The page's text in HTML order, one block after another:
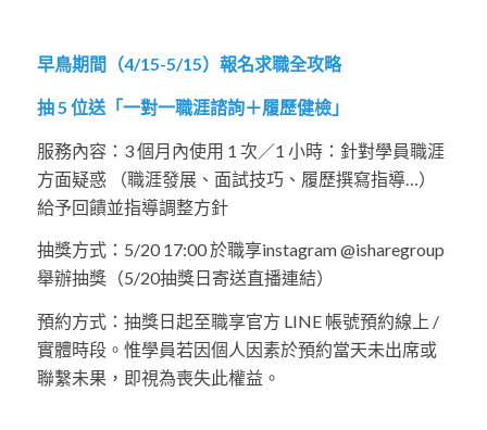
早鳥期間（4/15-5/15）報名求職全攻略
抽 5 位送「一對一職涯諮詢＋履歷健檢」
服務內容：3 個月內使用 1 次／1 小時：針對學員職涯
方面疑惑 （職涯發展、面試技巧、履歷撰寫指導…）
給予回饋並指導調整方針
抽獎方式：5/20 17:00 於職享instagram @isharegroup
舉辦抽獎（5/20抽獎日寄送直播連結）
預約方式：抽獎日起至職享官方 LINE 帳號預約線上 /
實體時段。惟學員若因個人因素於預約當天未出席或
聯繫未果，即視為喪失此權益。